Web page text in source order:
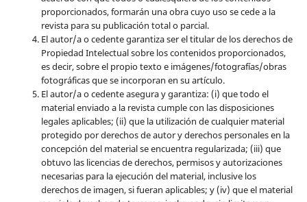
proporcionados, formarán una obra cuyo uso se cede a la
revista para su publicación total o parcial.
El autor/a o cedente garantiza ser el titular de los derechos de
Propiedad Intelectual sobre los contenidos proporcionados,
es decir, sobre el propio texto e imágenes/fotografías/obras
fotográficas que se incorporan en su artículo.
El autor/a o cedente asegura y garantiza: (i) que todo el
material enviado a la revista cumple con las disposiciones
legales aplicables; (ii) que la utilización de cualquier material
protegido por derechos de autor y derechos personales en la
concepción del material se encuentra regularizada; (iii) que
obtuvo las licencias de derechos, permisos y autorizaciones
necesarias para la ejecución del material, inclusive los
derechos de imagen, si fueran aplicables; y (iv) que el material